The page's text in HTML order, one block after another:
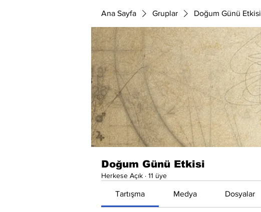
Ana Sayfa Gruplar Doğum Günü Etkisi
Doğum Günü Etkisi
Herkese Açık · 11 üye
Tartışma Medya Dosyalar